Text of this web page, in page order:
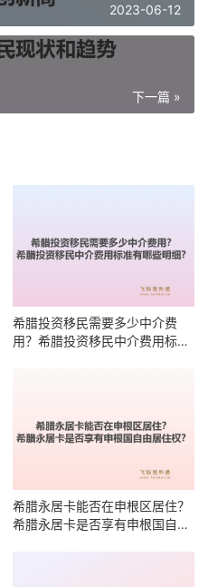
2023-06-12
下一篇 »
希腊投资移民需要多少中介费
用？希腊投资移民中介费用标准
希腊永居卡能否在申根区居住？
希腊永居卡是否享有申根国自由